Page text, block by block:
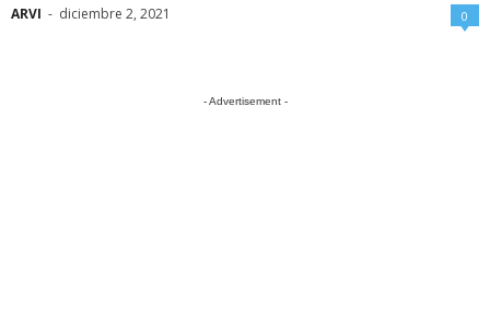
ARVI - diciembre 2, 2021 0
- Advertisement -